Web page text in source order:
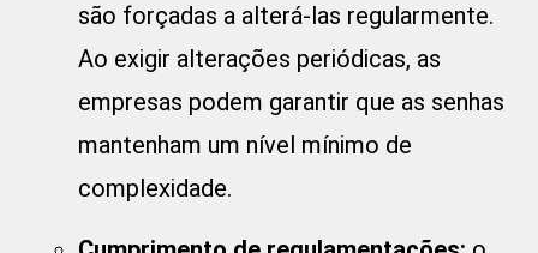
são forçadas a alterá-las regularmente.
Ao exigir alterações periódicas, as
empresas podem garantir que as senhas
mantenham um nível mínimo de
complexidade.